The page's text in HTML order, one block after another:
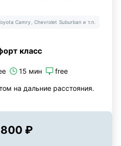
Camry, Chevrolet Suburban и т.п.
класс
15 мин free
на дальние расстояния.
₽